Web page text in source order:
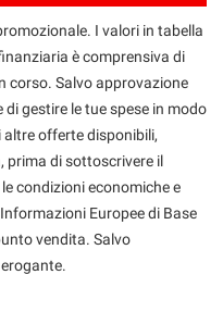
I valori in tabella
è comprensiva di
corso. Salvo approvazione
gestire le tue spese in modo
altre offerte disponibili,
prima di sottoscrivere il
condizioni economiche e
Europee di Base
vendita. Salvo